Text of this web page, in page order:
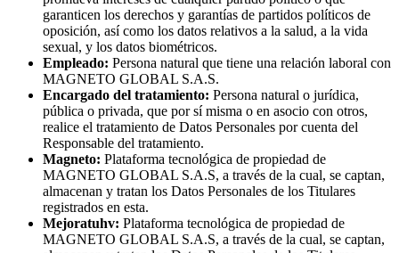
garanticen los derechos y garantías de partidos políticos de
oposición, así como los datos relativos a la salud, a la vida
sexual, y los datos biométricos.
Empleado: Persona natural que tiene una relación laboral con
MAGNETO GLOBAL S.A.S.
Encargado del tratamiento: Persona natural o jurídica,
pública o privada, que por sí misma o en asocio con otros,
realice el tratamiento de Datos Personales por cuenta del
Responsable del tratamiento.
Magneto: Plataforma tecnológica de propiedad de
MAGNETO GLOBAL S.A.S, a través de la cual, se captan,
almacenan y tratan los Datos Personales de los Titulares
registrados en esta.
Mejoratuhv: Plataforma tecnológica de propiedad de
MAGNETO GLOBAL S.A.S, a través de la cual, se captan,